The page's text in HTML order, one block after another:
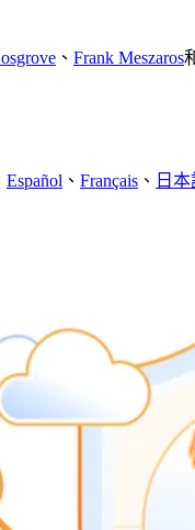
、 Frank Meszaros
Español 、 Français 、 日